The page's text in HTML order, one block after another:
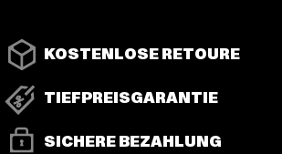
KOSTENLOSE RETOURE
TIEFPREISGARANTIE
SICHERE BEZAHLUNG